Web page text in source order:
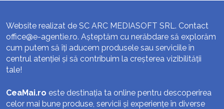
Website realizat de SC ARC MEDIASOFT SRL. Contact
office@e-agentie.ro. Așteptăm cu nerăbdare să explorăm
cum putem să îți aducem produsele sau serviciile în
centrul atenției și să contribuim la creșterea vizibilității
tale!
CeaMai.ro este destinația ta online pentru descoperirea
celor mai bune produse, servicii și experiențe în diverse